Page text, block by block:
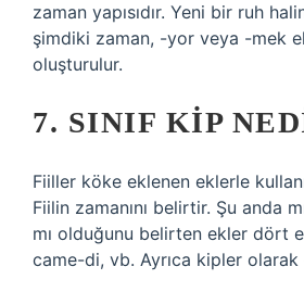
zaman yapısıdır. Yeni bir ruh
şimdiki zaman, -yor veya -mek
oluşturulur.
7. SINIF KIP
Fiiller köke eklenen eklerle
Fiilin zamanını belirtir. Şu anda
mı olduğunu belirten ekler dört
came-di, vb. Ayrıca kipler olarak